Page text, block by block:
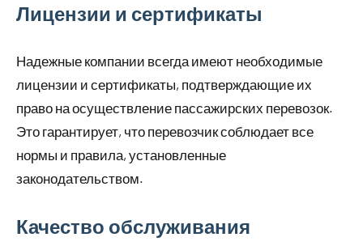
Лицензии и сертификаты
Надежные компании всегда имеют необходимые
лицензии и сертификаты, подтверждающие их
право на осуществление пассажирских перевозок.
Это гарантирует, что перевозчик соблюдает все
нормы и правила, установленные
законодательством.
Качество обслуживания